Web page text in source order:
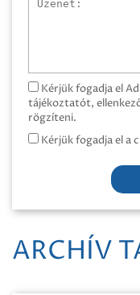
Kérjük fogadja el
tájékoztatót,
rögzíteni.
Kérjük fogadja el a
ARCHÍV